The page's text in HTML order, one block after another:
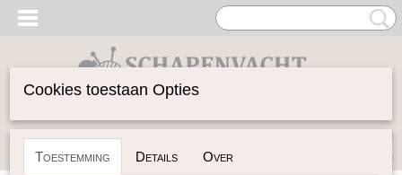
Inloggen Registreren
(0)
Cookies toestaan Opties
Toestemming Details Over